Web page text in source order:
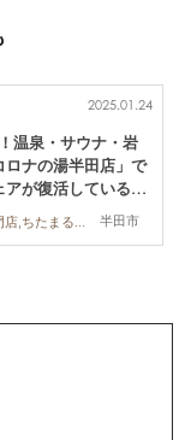
半田市
2025.01.24
温泉・サウナ・岩
ナの湯半田店」で
が復活しているら